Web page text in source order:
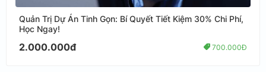
Quản Trị Dự Án Tinh Gọn: Bí Quyết Tiết Kiệm 30% Chi Phí,
Học Ngay!
2.000.000đ 700.000Đ